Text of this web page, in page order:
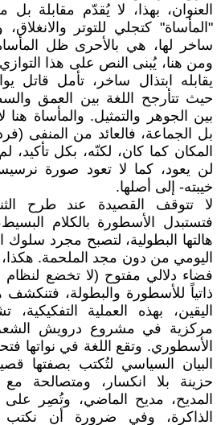
العنوان، بهذا، لا يُقدّم مقابلة بل
"المأساة" كتجلي للتوتر والانغلاق،
ساخر لها، هي بالأحرى ظل
ومن هنا، يُبنى النص على هذا
يقابله ابتذال ساخر، تأمل قاتل
حيث تتأرجح اللغة بين العمق
بين الجوهر والتمثيل. والمأساة
بل الجماعة، فالعائد من المنفى
المكان كما كان، لكنّه، بكل تأكيد،
لن يعود، كما لا تعود صورة
خيبته- إلى أصلها.
لا تتوقف القصيدة عند طرح
فتستبدل الأسطورة بالكلام
هالتها البطولية، لتصبح مجرد سلوك
اليومي من دون مجد الملحمة.
فضاء دلالي مفتوح (لا تخضع لنظام
ذاتياً للأسطورة والبطولة،
اليقين، بهذه العملية
مركزية في مشروع درويش
الأسطوري. وتقع اللغة في نواتها
البيان السياسي لتُكتب بصفتها
حزينة بلا انكسار، ومتصالحة
المديح، مديح الماضي، وتُصِر
الذاكرة، وفي ضرورة أن